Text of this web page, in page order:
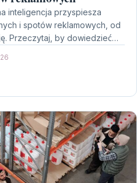
inteligencja przyspiesza
i spotów reklamowych, od
Przeczytaj, by dowiedzieć